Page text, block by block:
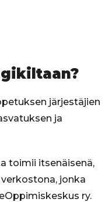
järjestäjien
ja
toimii itsenäisenä,
jonka
ry.